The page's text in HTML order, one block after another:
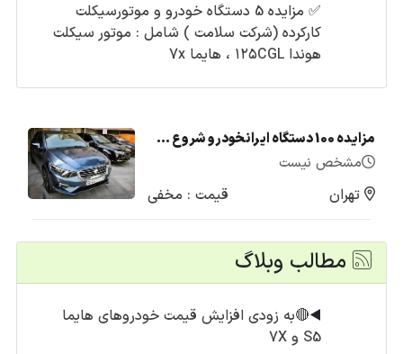
✅
مزایده 5 دستگاه خودرو و موتورسیکلت
کارکرده (شرکت سلامت ) شامل : موتور سیکلت
هوندا ۱۲۵CGL ، هایما 7x
مزایده 100 دستگاه ایرانخودرو شروع شد + لیست قیمت (تیر1405)
مشخص نیست
تهران قیمت : مخفی
مطالب وبلاگ
◀️🔴به زودی افزایش قیمت خودروهای هایما
S5 و 7X